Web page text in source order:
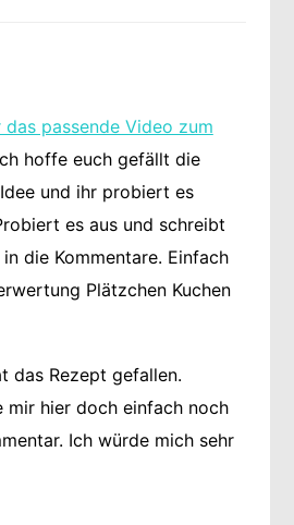
passende Video zum
hoffe euch gefällt die
und ihr probiert es
es aus und schreibt
die Kommentare. Einfach
Plätzchen Kuchen
das Rezept gefallen.
mir hier doch einfach noch
Ich würde mich sehr